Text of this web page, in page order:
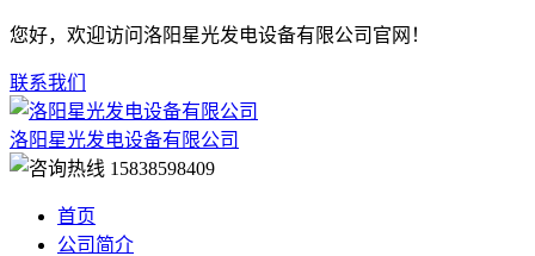
您好，欢迎访问洛阳星光发电设备有限公司官网！
联系我们
洛阳星光发电设备有限公司
15838598409
首页
公司简介